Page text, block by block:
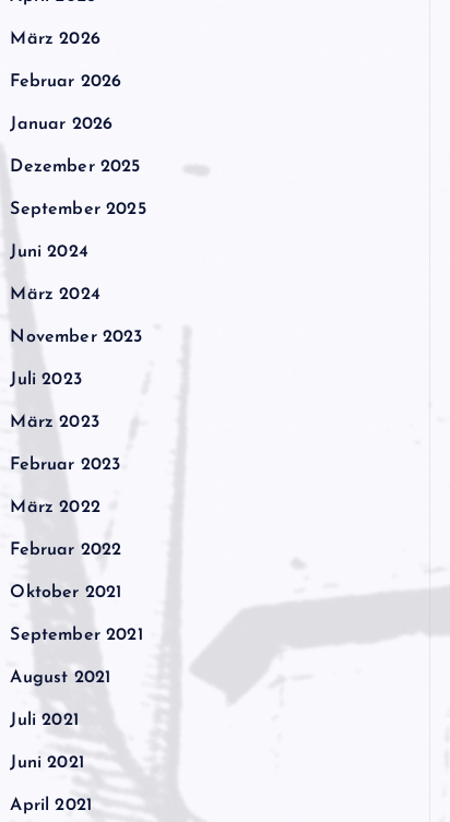
März 2026
Februar 2026
Januar 2026
Dezember 2025
September 2025
Juni 2024
März 2024
November 2023
Juli 2023
März 2023
Februar 2023
März 2022
Februar 2022
Oktober 2021
September 2021
August 2021
Juli 2021
Juni 2021
April 2021